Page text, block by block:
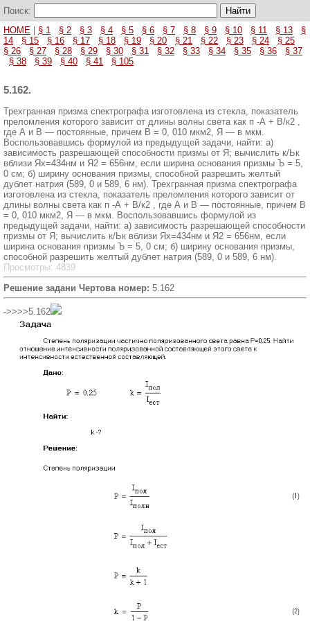
Поиск:
HOME
§ 1 § 2 § 3 § 4 § 5 § 6 § 7 § 8 § 9 § 10 § 11 § 13
§
14
§ 15 § 16 § 17 § 18 § 19 § 20 § 21 § 22 § 23 § 24
§ 25
§ 26
§ 27 § 28 § 29 § 30 § 31 § 32 § 33 § 34 § 35 § 36
§ 37
§ 38
§ 39 § 40 § 41 § 105
5.162.
Трехгранная призма спектрографа изготовлена из стекла, показатель
преломления которого зависит от длины волны света как п -А + В/к2 ,
где А и В — постоянные, причем В = 0, 010 мкм2, Я — в мкм.
Воспользовавшись формулой из предыдущей задачи, найти: а)
зависимость разрешающей способности призмы от Я; вычислить к/Ьк
вблизи Ях=434нм и Я2 = 656нм, если ширина основания призмы Ъ = 5,
0 см; б) ширину основания призмы, способной разрешить желтый
дублет натрия (589, 0 и 589, 6 нм). Трехгранная призма спектрографа
изготовлена из стекла, показатель преломления которого зависит от
длины волны света как п -А + В/к2 , где А и В — постоянные, причем В
= 0, 010 мкм2, Я — в мкм. Воспользовавшись формулой из
предыдущей задачи, найти: а) зависимость разрешающей способности
призмы от Я; вычислить к/Ьк вблизи Ях=434нм и Я2 = 656нм, если
ширина основания призмы Ъ = 5, 0 см; б) ширину основания призмы,
способной разрешить желтый дублет натрия (589, 0 и 589, 6 нм).
Просмотры: 4839
Решение задани Чертова номер: 5.162
->>>>5.162